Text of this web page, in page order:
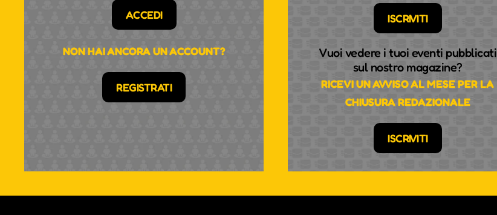
ACCEDI
NON HAI ANCORA UN ACCOUNT?
REGISTRATI
ISCRIVITI
Vuoi vedere i tuoi eventi pubblicati
sul nostro magazine?
RICEVI UN AVVISO AL MESE PER LA
CHIUSURA REDAZIONALE
ISCRIVITI